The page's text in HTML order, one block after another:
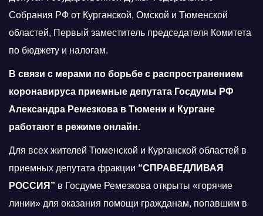
Собрания РФ от Курганской, Омской и Тюменской
областей, Первый заместитель председателя Комитета
по бюджету и налогам.
В связи с мерами по борьбе с распространением
коронавируса приемные депутата Госдумы РФ
Александра Ремезкова в Тюмени и Кургане
работают в режиме онлайн.
Для всех жителей Тюменской и Курганской областей в
приемных депутата фракции “СПРАВЕДЛИВАЯ
РОССИЯ” в Госдуме Ремезкова открыты «горячие
линии» для оказания помощи гражданам, попавшим в